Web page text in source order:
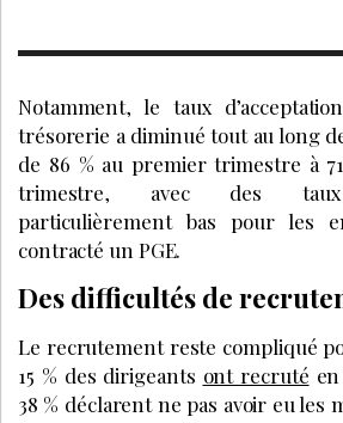
Notamment, le taux
trésorerie a diminué tout au long
de 86 % au premier trimestre à
trimestre, avec des taux
particulièrement bas pour les
contracté un PGE.
Des difficultés de
Le recrutement reste compliqué
15 % des dirigeants ont recruté
38 % déclarent ne pas avoir eu les